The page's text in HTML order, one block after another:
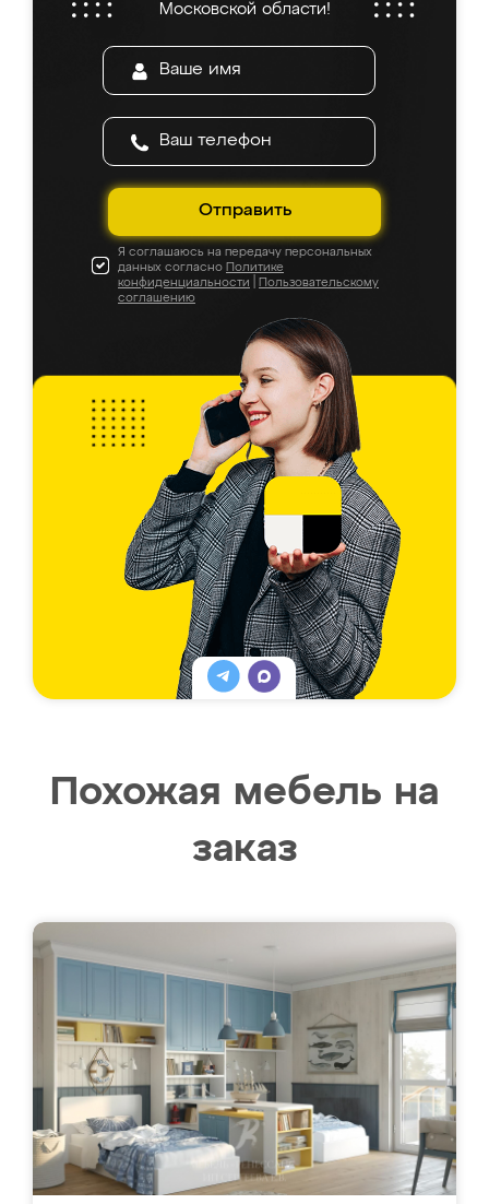
Московской области!
Отправить
Я соглашаюсь на передачу персональных
данных согласно Политике
конфиденциальности
Пользовательскому
соглашению
Похожая мебель на
заказ